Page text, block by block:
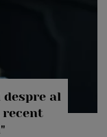
al
recent